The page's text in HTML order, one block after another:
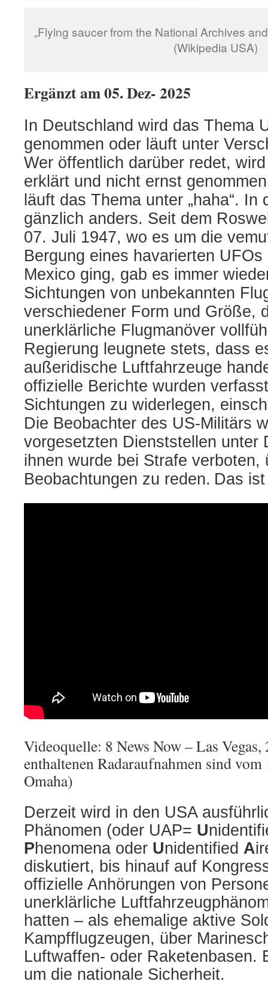
„Flying saucer from the National Archives
(Wikipedia USA)
Ergänzt am 05. Dez- 2025
In Deutschland wird das Thema
genommen oder läuft unter
Wer öffentlich darüber redet,
erklärt und nicht ernst
läuft das Thema unter „haha“. In
gänzlich anders. Seit dem
07. Juli 1947, wo es um die
Bergung eines havarierten
Mexico ging, gab es immer
Sichtungen von unbekannten
verschiedener Form und Größe,
unerklärliche Flugmanöver
Regierung leugnete stets, dass
außeridische Luftfahrzeuge
offizielle Berichte wurden
Sichtungen zu widerlegen,
Die Beobachter des US-Militärs
vorgesetzten Dienststellen unter
ihnen wurde bei Strafe verboten,
Beobachtungen zu reden. Das
Videoquelle: 8 News Now – Las
enthaltenen Radaraufnahmen sind
Omaha)
Derzeit wird in den USA
Phänomen (oder UAP= U
Phenomena oder Unidentified A
diskutiert, bis hinauf auf
offizielle Anhörungen von
unerklärliche
hatten – als ehemalige aktive
Kampfflugzeugen, über
Luftwaffen- oder Raketenbasen.
um die nationale Sicherheit.